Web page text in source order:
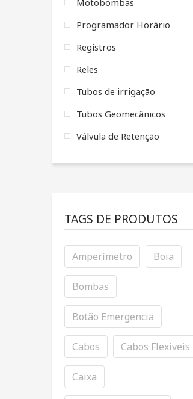
Motobombas
Programador Horário
Registros
Reles
Tubos de irrigação
Tubos Geomecânicos
Válvula de Retenção
TAGS DE PRODUTOS
Amperímetro Boia
Bombas
Botão Emergencia
Cabos Cabos Flexiveis
Caixa